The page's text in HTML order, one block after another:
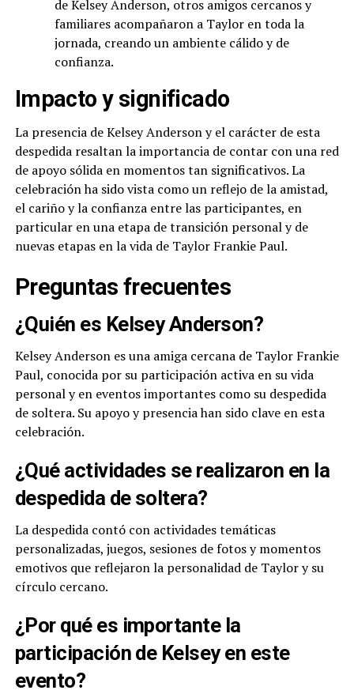
de Kelsey Anderson, otros amigos cercanos y
familiares acompañaron a Taylor en toda la
jornada, creando un ambiente cálido y de
confianza.
Impacto y significado
La presencia de Kelsey Anderson y el carácter de esta
despedida resaltan la importancia de contar con una red
de apoyo sólida en momentos tan significativos. La
celebración ha sido vista como un reflejo de la amistad,
el cariño y la confianza entre las participantes, en
particular en una etapa de transición personal y de
nuevas etapas en la vida de Taylor Frankie Paul.
Preguntas frecuentes
¿Quién es Kelsey Anderson?
Kelsey Anderson es una amiga cercana de Taylor Frankie
Paul, conocida por su participación activa en su vida
personal y en eventos importantes como su despedida
de soltera. Su apoyo y presencia han sido clave en esta
celebración.
¿Qué actividades se realizaron en la
despedida de soltera?
La despedida contó con actividades temáticas
personalizadas, juegos, sesiones de fotos y momentos
emotivos que reflejaron la personalidad de Taylor y su
círculo cercano.
¿Por qué es importante la
participación de Kelsey en este
evento?